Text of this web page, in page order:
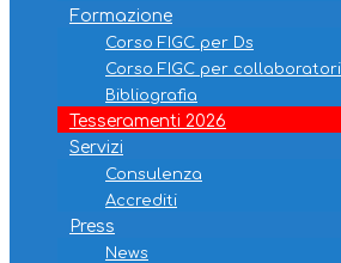
Formazione
Corso FIGC per Ds
Corso FIGC per collaboratori
Bibliografia
Tesseramenti 2026
Servizi
Consulenza
Accrediti
Press
News